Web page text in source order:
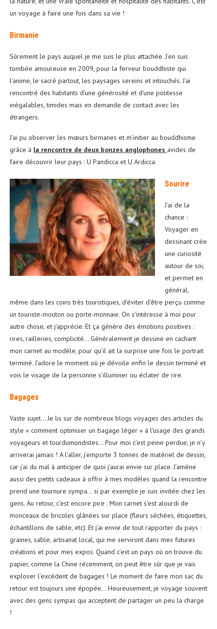
un voyage à faire une fois dans sa vie !
Birmanie
Sûrement le pays auquel je me suis le plus attachée. J’en suis
tombée amoureuse en 2009, pour la ferveur bouddhiste qui
l’anime, le sacré partout, les paysages sereins et intouchés. J’ai
rencontré des habitants d’une générosité et d’une politesse
inégalables, timides mais en demande de contact avec les
étrangers.
J’ai pu observer les mœurs birmanes et m’initier au bouddhisme
grâce à la rencontre de deux bonzes anglophones avides de
faire découvrir leur pays : U Pandicca et U Ardicca.
Sourire
J’ai de la
chance :
Voyager en
dessinant crée
une curiosité
autour de soi,
et permet en
général,
même dans les coins très touristiques, d’éviter d’être perçu comme
un touriste-mouton ou porte-monnaie. On s’intéresse à moi pour
autre chose, et j’apprécie. Et ça génère des émotions positives :
rires, railleries, complicité… Généralement je dessine en cachant
mon carnet au modèle, pour qu’il ait la surprise une fois le portrait
terminé. J’adore le moment où je dévoile enfin le dessin terminé et
vois le visage de la personne s’illuminer ou éclater de rire.
Bagages
Vaste sujet… Je lis sur de nombreux blogs voyages des articles du
style « comment optimiser un bagage léger » à l’usage des grands
voyageurs et tourdumondistes… Pour moi c’est peine perdue, je n’y
arriverai jamais ! A l’aller, j’emporte 3 tonnes de matériel de dessin,
car j’ai du mal à anticiper de quoi j’aurai envie sur place. J’amène
aussi des petits cadeaux à offrir à mes modèles quand la rencontre
prend une tournure sympa… si par exemple je suis invitée chez les
gens. Au retour, c’est encore pire : Mon carnet s’est alourdi de
monceaux de bricoles glânées sur place (fleurs séchées, étiquettes,
échantillons de sable, etc). Et j’ai envie de tout rapporter du pays :
graines, sable, artisanat local, qui me serviront dans mes futures
créations et pour mes expos. Quand c’est un pays où on trouve du
papier, comme la Chine récemment, on peut être sûr que je vais
exploser l’excédent de bagages ! Le moment de faire mon sac du
retour est toujours une épopée… Heureusement, je voyage souvent
avec des gens sympas qui acceptent de partager un peu la charge
!